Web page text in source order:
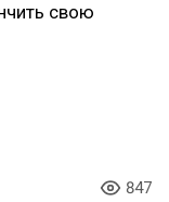
свою
847